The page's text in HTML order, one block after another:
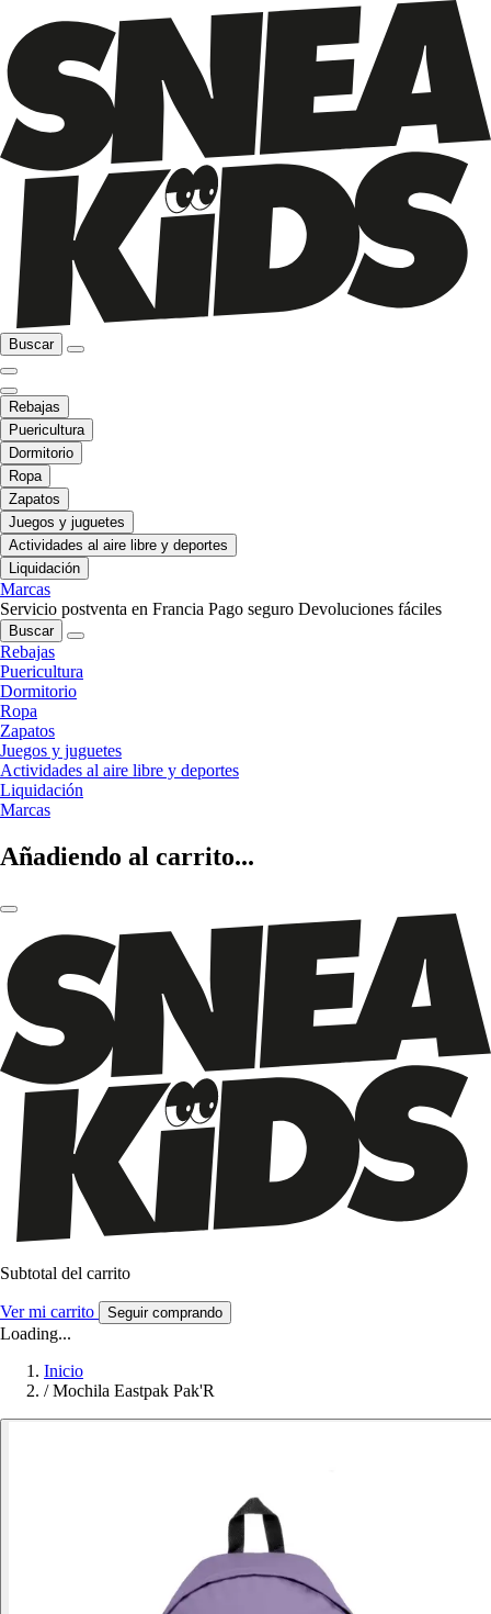
Buscar
Rebajas
Puericultura
Dormitorio
Ropa
Zapatos
Juegos y juguetes
Actividades al aire libre y deportes
Liquidación
Marcas
Servicio postventa en Francia Pago seguro Devoluciones fáciles
Buscar
Rebajas
Puericultura
Dormitorio
Ropa
Zapatos
Juegos y juguetes
Actividades al aire libre y deportes
Liquidación
Marcas
Añadiendo al carrito...
Subtotal del carrito
Ver mi carrito Seguir comprando
Loading...
Inicio
/ Mochila Eastpak Pak'R